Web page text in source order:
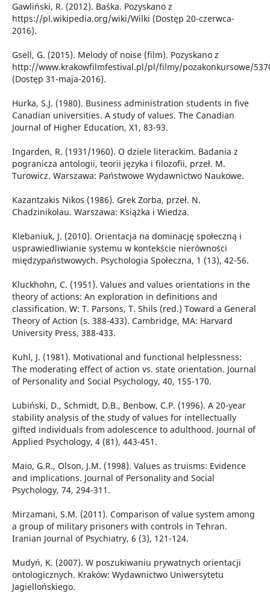
Gawliński, R. (2012). Baśka. Pozyskano z
https://pl.wikipedia.org/wiki/Wilki (Dostęp 20-czerwca-
2016).
Gsell, G. (2015). Melody of noise (film). Pozyskano z
http://www.krakowfilmfestival.pl/pl/filmy/pozakonkursowe/
(Dostęp 31-maja-2016).
Hurka, S.J. (1980). Business administration students in five
Canadian universities. A study of values. The Canadian
Journal of Higher Education, X1, 83-93.
Ingarden, R. (1931/1960). O dziele literackim. Badania z
pogranicza antologii, teorii języka i filozofii, przeł. M.
Turowicz. Warszawa: Państwowe Wydawnictwo Naukowe.
Kazantzakis Nikos (1986). Grek Zorba, przeł. N.
Chadzinikolau. Warszawa: Książka i Wiedza.
Klebaniuk, J. (2010). Orientacja na dominację społeczną i
usprawiedliwianie systemu w kontekście nierówności
międzypaństwowych. Psychologia Społeczna, 1 (13), 42-56.
Kluckhohn, C. (1951). Values and values orientations in the
theory of actions: An exploration in definitions and
classification. W: T. Parsons, T. Shils (red.) Toward a General
Theory of Action (s. 388-433). Cambridge, MA: Harvard
University Press, 388-433.
Kuhl, J. (1981). Motivational and functional helplessness:
The moderating effect of action vs. state orientation. Journal
of Personality and Social Psychology, 40, 155-170.
Lubiński, D., Schmidt, D.B., Benbow, C.P. (1996). A 20-year
stability analysis of the study of values for intellectually
gifted individuals from adolescence to adulthood. Journal of
Applied Psychology, 4 (81), 443-451.
Maio, G.R., Olson, J.M. (1998). Values as truisms: Evidence
and implications. Journal of Personality and Social
Psychology, 74, 294-311.
Mirzamani, S.M. (2011). Comparison of value system among
a group of military prisoners with controls in Tehran.
Iranian Journal of Psychiatry, 6 (3), 121-124.
Mudyń, K. (2007). W poszukiwaniu prywatnych orientacji
ontologicznych. Kraków: Wydawnictwo Uniwersytetu
Jagiellońskiego.